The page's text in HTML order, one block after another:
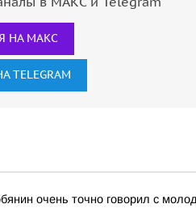
НА МАКС
TELEGRAM
очень точно говорил с